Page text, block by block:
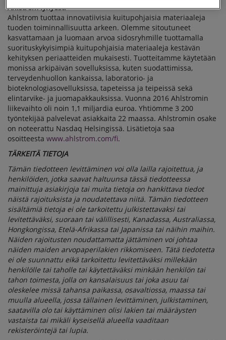
Ahlstrom lyhyesti
Ahlstrom tuottaa innovatiivisia kuitupohjaisia materiaaleja
tuoden toiminnallisuutta arkeen. Olemme sitoutuneet
kasvattamaan ja luomaan arvoa sidosryhmille tuottamalla
suorituskykyisimpiä kuitupohjaisia materiaaleja kestävän
kehityksen periaatteiden mukaisesti. Tuotteitamme käytetään
monissa arkipäivän sovelluksissa, kuten suodattimissa,
terveydenhuollon kankaissa, laboratorio- ja
bioteknologiasovelluksissa, tapeteissa ja teipeissä sekä
elintarvike- ja juomapakkauksissa. Vuonna 2016 Ahlstromin
liikevaihto oli noin 1,1 miljardia euroa. Yhtiömme 3 200
työntekijää palvelevat asiakkaita 22 maassa. Ahlstromin osake
on noteerattu Nasdaq Helsingissä. Lisätietoja saa
osoitteesta www.ahlstrom.com/fi.
TÄRKEITÄ TIETOJA
Tämän tiedotteen levittäminen voi olla lailla rajoitettua, ja
henkilöiden, jotka saavat haltuunsa tässä tiedotteessa
mainittuja asiakirjoja tai muita tietoja on hankittava tiedot
näistä rajoituksista ja noudatettava niitä. Tämän tiedotteen
sisältämiä tietoja ei ole tarkoitettu julkistettavaksi tai
levitettäväksi, suoraan tai välillisesti, Kanadassa, Australiassa,
Hongkongissa, Etelä-Afrikassa tai Japanissa tai näihin maihin.
Näiden rajoitusten noudattamatta jättäminen voi johtaa
näiden maiden arvopaperilakien rikkomiseen. Tätä tiedotetta
ei ole suunnattu eikä tarkoitettu levitettäväksi millekään
henkilölle tai taholle tai käytettäväksi minkään henkilön tai
tahon toimesta, jolla on kansalaisuus tai joka asuu tai
oleskelee missä tahansa paikassa, osavaltiossa, maassa tai
muulla alueella, jossa tällainen levittäminen, julkistaminen,
saatavilla olo tai käyttäminen olisi lakien tai määräysten
vastaista tai mikäli kyseisellä alueella vaaditaan
rekisteröintejä tai lupia.